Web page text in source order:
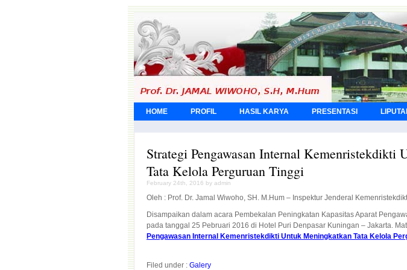
HOME PROFIL HASIL KARYA PRESENTASI
Strategi Pengawasan Internal Kemenristekdikti
Tata Kelola Perguruan Tinggi
February 24th, 2016 by admin
Oleh : Prof. Dr. Jamal Wiwoho, SH. M.Hum – Inspektur Jenderal
Disampaikan dalam acara Pembekalan Peningkatan Kapasitas Aparat
pada tanggal 25 Pebruari 2016 di Hotel Puri Denpasar Kuningan – Jakarta.
Pengawasan Internal Kemenristekdikti Untuk Meningkatkan Tata Kelola
Filed under : Galery